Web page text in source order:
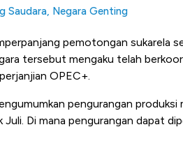
Saudara, Negara Genting
pemotongan sukarela
tersebut mengaku telah
OPEC+.
pengurangan produksi
Di mana pengurangan dapat
Tembaga